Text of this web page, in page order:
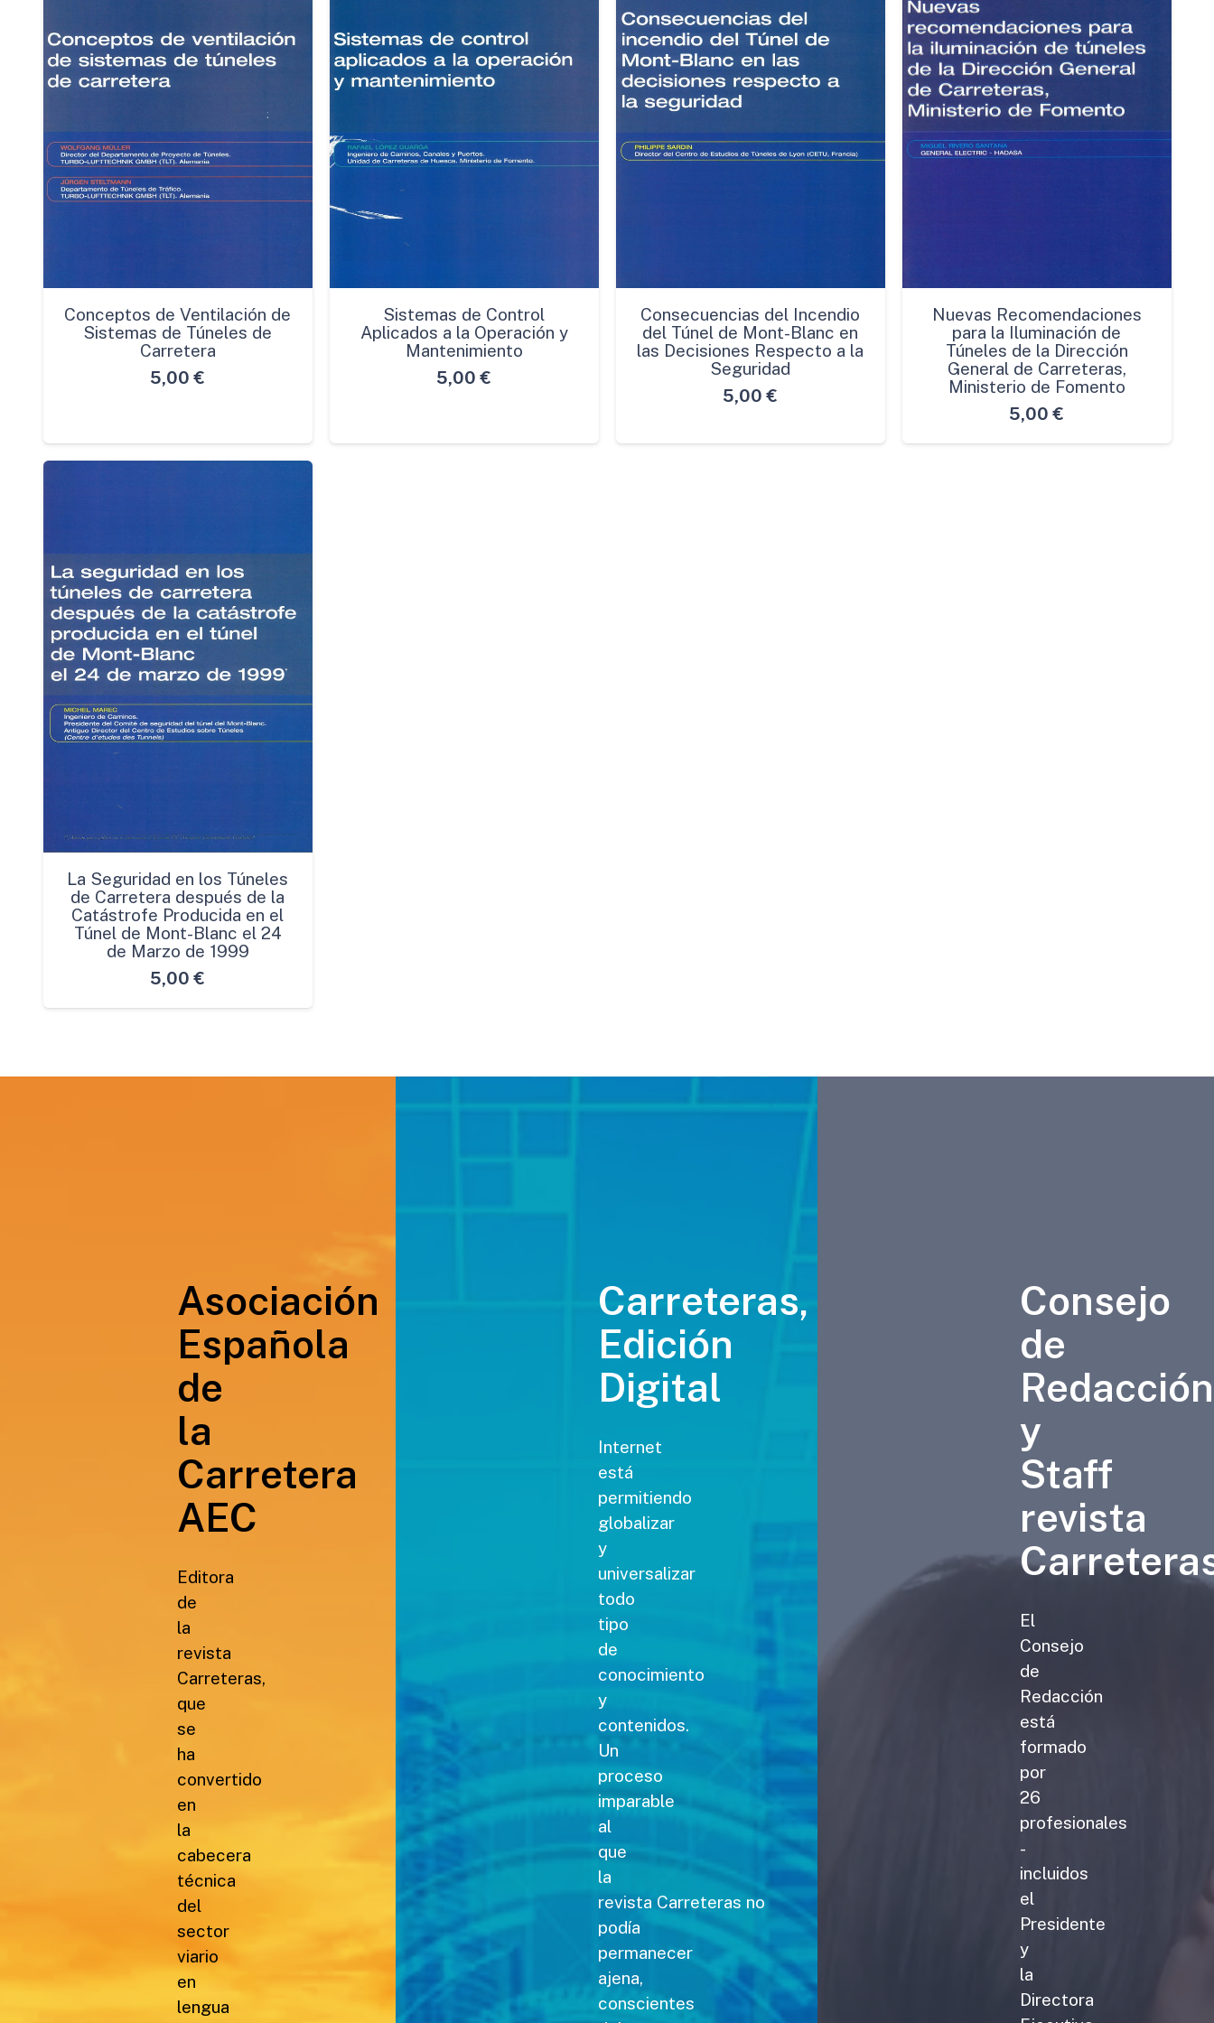
Conceptos de Ventilación de
Sistemas de Túneles de
Carretera
5,00 €
Sistemas de Control
Aplicados a la Operación y
Mantenimiento
5,00 €
Consecuencias del Incendio
del Túnel de Mont-Blanc en
las Decisiones Respecto a la
Seguridad
5,00 €
Nuevas Recomendaciones
para la Iluminación de
Túneles de la Dirección
General de Carreteras,
Ministerio de Fomento
5,00 €
La Seguridad en los Túneles
de Carretera después de la
Catástrofe Producida en el
Túnel de Mont-Blanc el 24
de Marzo de 1999
5,00 €
Asociación
Española
de
la
Carretera
AEC
Editora
de
la
revista
Carreteras,
que
se
ha
convertido
en
la
cabecera
técnica
del
sector
viario
en
lengua
Carreteras,
Edición
Digital
Internet
está
permitiendo
globalizar
y
universalizar
todo
tipo
de
conocimiento
y
contenidos.
Un
proceso
imparable
al
que
la
revista Carreteras no
podía
permanecer
ajena,
conscientes
Consejo
de
Redacción
y
Staff
revista
El
Consejo
de
Redacción
está
formado
por
26
profesionales
-
incluidos
el
Presidente
y
la
Directora